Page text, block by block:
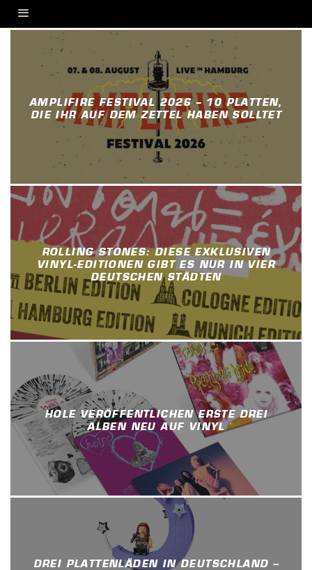
AMPLIFIRE FESTIVAL 2026 – 10 PLATTEN,
DIE IHR AUF DEM ZETTEL HABEN SOLLTET
ROLLING STONES: DIESE EXKLUSIVEN
VINYL-EDITIONEN GIBT ES NUR IN VIER
DEUTSCHEN STÄDTEN
HOLE VERÖFFENTLICHEN ERSTE DREI
ALBEN NEU AUF VINYL
DREI PLATTENLÄDEN IN DEUTSCHLAND –